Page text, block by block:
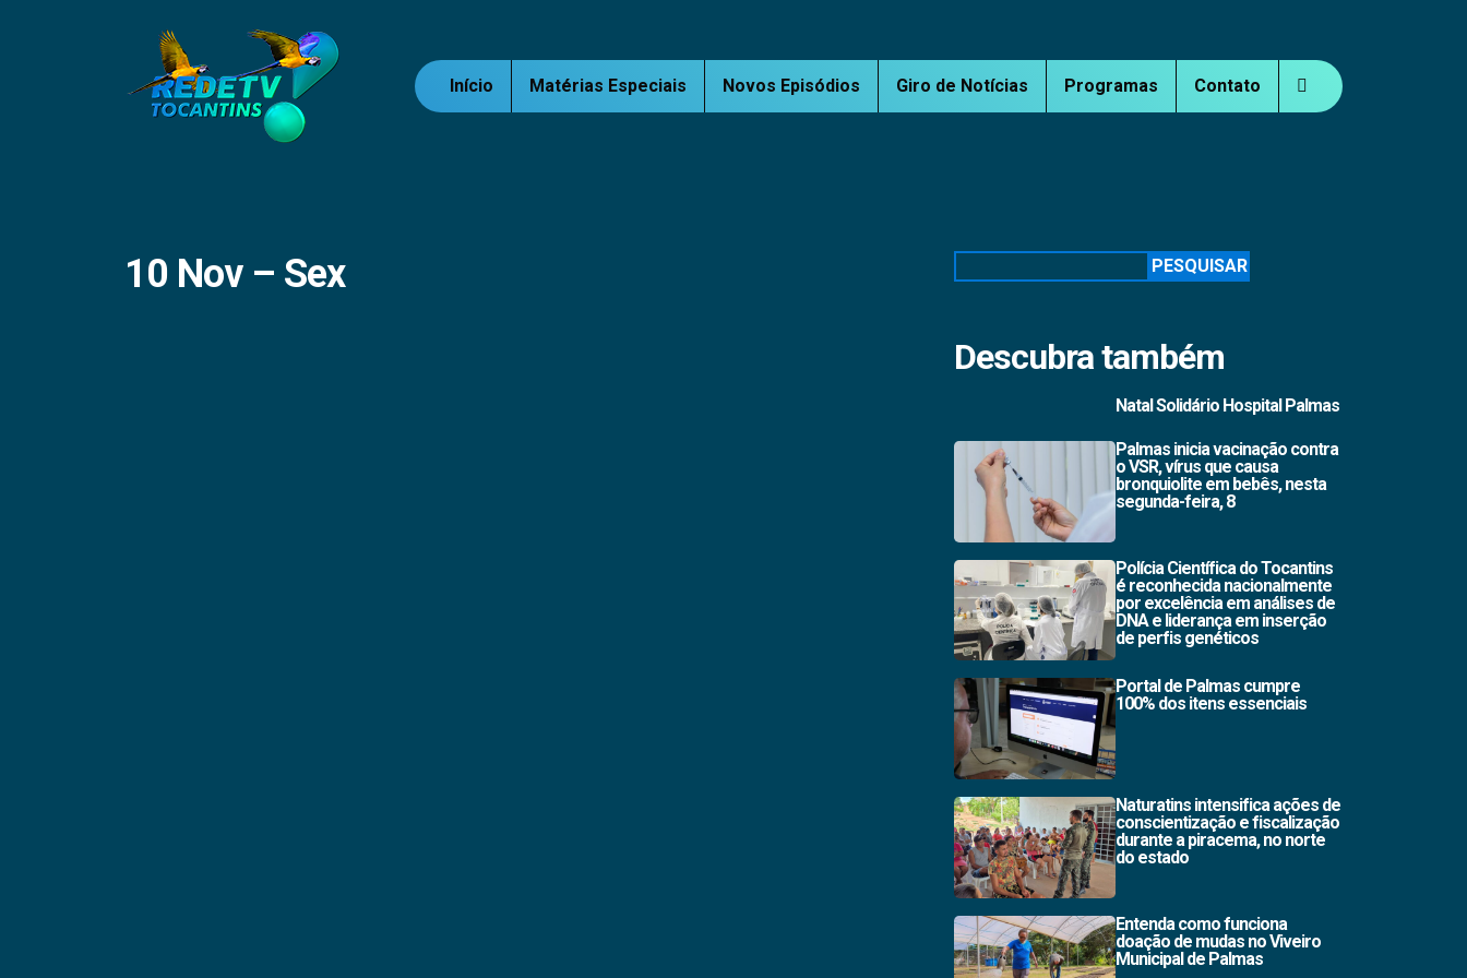
Início Matérias Especiais Novos Episódios Giro de Notícias Programas Contato
10 Nov – Sex PESQUISAR
Descubra também
Natal Solidário Hospital Palmas
Palmas inicia vacinação contra
o VSR, vírus que causa
bronquiolite em bebês, nesta
segunda-feira, 8
Polícia Científica do Tocantins
é reconhecida nacionalmente
por excelência em análises de
DNA e liderança em inserção
de perfis genéticos
Portal de Palmas cumpre
100% dos itens essenciais
Naturatins intensifica ações de
conscientização e fiscalização
durante a piracema, no norte
do estado
Entenda como funciona
doação de mudas no Viveiro
Municipal de Palmas